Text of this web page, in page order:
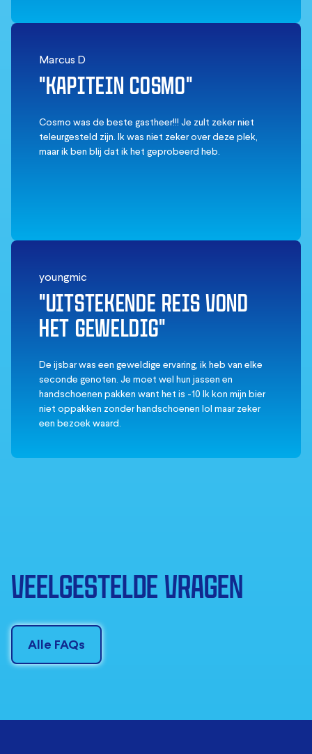
Marcus D
"KAPITEIN COSMO"
Cosmo was de beste gastheer!!! Je zult zeker niet
teleurgesteld zijn. Ik was niet zeker over deze plek,
maar ik ben blij dat ik het geprobeerd heb.
youngmic
"UITSTEKENDE REIS VOND
HET GEWELDIG"
De ijsbar was een geweldige ervaring, ik heb van elke
seconde genoten. Je moet wel hun jassen en
handschoenen pakken want het is -10 Ik kon mijn bier
niet oppakken zonder handschoenen lol maar zeker
een bezoek waard.
VEELGESTELDE VRAGEN
Alle FAQs